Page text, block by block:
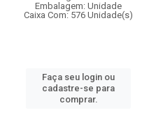
Embalagem: Unidade
Caixa Com: 576 Unidade(s)
Faça seu login ou
cadastre-se para
comprar.